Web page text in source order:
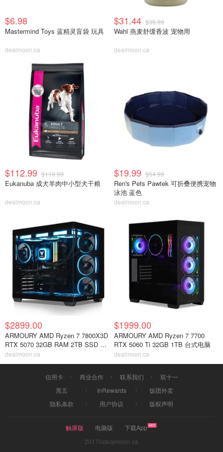
$6.98
Mastermind Toys 蓝精灵盲袋 玩具
dealmoon.ca
$31.44 $36.99
Wahl 燕麦舒缓香波 宠物用
dealmoon.ca
$112.99 $119.99
Eukanuba 成犬羊肉中小型犬干粮
dealmoon.ca
$19.99 $54.99
Ren's Pets Pawtek 可折叠便携宠物
泳池 蓝色
dealmoon.ca
$2899.00
ARMOURY AMD Ryzen 7 7800X3D
RTX 5070 32GB RAM 2TB SSD 台
式机
dealmoon.ca
$1999.00
ARMOURY AMD Ryzen 7 7700
RTX 5060 Ti 32GB 1TB 台式电脑
dealmoon.ca
信用卡 商业合作 联系我们
双十一
黑五
InRewards
饭团外卖
隐私条款
用户协议 版权声明
触屏版 电脑版
下载App
2017©dealmoon.ca